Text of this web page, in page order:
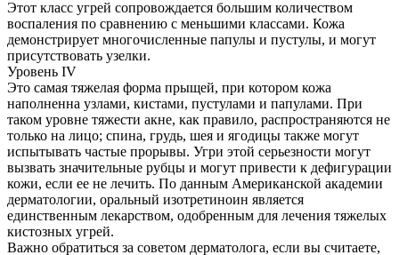
Этот класс угрей сопровождается большим количеством
воспаления по сравнению с меньшими классами. Кожа
демонстрирует многочисленные папулы и пустулы, и могут
присутствовать узелки.
Уровень IV
Это самая тяжелая форма прыщей, при котором кожа
наполненна узлами, кистами, пустулами и папулами. При
таком уровне тяжести акне, как правило, распространяются не
только на лицо; спина, грудь, шея и ягодицы также могут
испытывать частые прорывы. Угри этой серьезности могут
вызвать значительные рубцы и могут привести к дефигурации
кожи, если ее не лечить. По данным Американской академии
дерматологии, оральный изотретиноин является
единственным лекарством, одобренным для лечения тяжелых
кистозных угрей.
Важно обратиться за советом дерматолога, если вы считаете,